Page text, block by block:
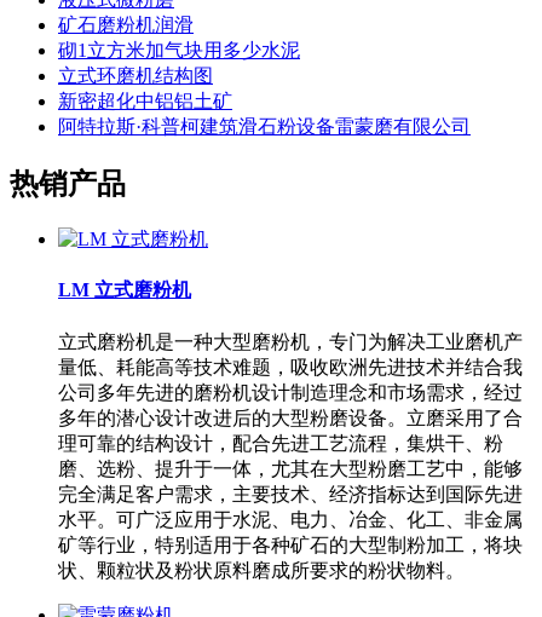
矿石磨粉机润滑
砌1立方米加气块用多少水泥
立式环磨机结构图
新密超化中铝铝土矿
阿特拉斯·科普柯建筑滑石粉设备雷蒙磨有限公司
热销产品
LM 立式磨粉机
立式磨粉机是一种大型磨粉机，专门为解决工业磨机产
量低、耗能高等技术难题，吸收欧洲先进技术并结合我
公司多年先进的磨粉机设计制造理念和市场需求，经过
多年的潜心设计改进后的大型粉磨设备。立磨采用了合
理可靠的结构设计，配合先进工艺流程，集烘干、粉
磨、选粉、提升于一体，尤其在大型粉磨工艺中，能够
完全满足客户需求，主要技术、经济指标达到国际先进
水平。可广泛应用于水泥、电力、冶金、化工、非金属
矿等行业，特别适用于各种矿石的大型制粉加工，将块
状、颗粒状及粉状原料磨成所要求的粉状物料。